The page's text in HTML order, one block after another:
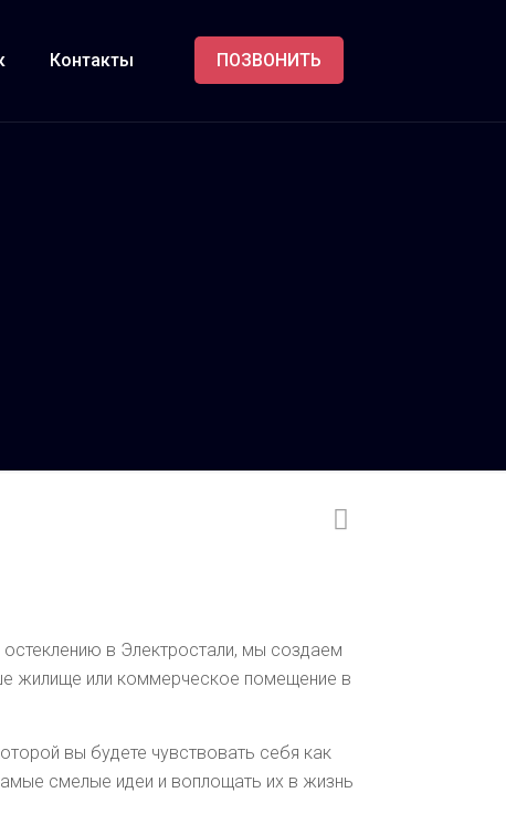
Контакты ПОЗВОНИТЬ
в Электростали, мы создаем
жилище или коммерческое помещение в
вы будете чувствовать себя как
смелые идеи и воплощать их в жизнь